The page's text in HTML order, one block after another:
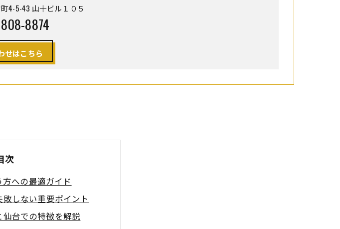
4-5-43 山十ビル１０５
8874
せはこちら
次
への最適ガイド
しない重要ポイント
台での特徴を解説